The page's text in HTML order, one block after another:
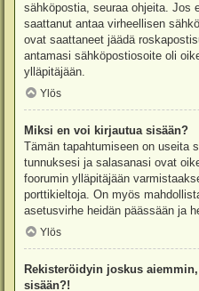
sähköpostia, seuraa ohjeita. Jos
saattanut antaa virheellisen
ovat saattaneet jäädä
antamasi sähköpostiosoite oli
ylläpitäjään.
Ylös
Miksi en voi kirjautua sisään?
Tämän tapahtumiseen on useita
tunnuksesi ja salasanasi ovat
foorumin ylläpitäjään
porttikieltoja. On myös
asetusvirhe heidän päässään ja
Ylös
Rekisteröidyin joskus
sisään?!